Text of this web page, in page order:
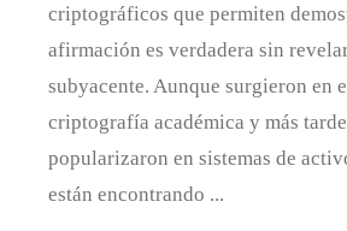
criptográficos que permiten
afirmación es verdadera sin
subyacente. Aunque surgieron en
criptografía académica y más
popularizaron en sistemas de
están encontrando ...